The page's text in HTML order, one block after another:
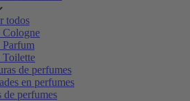
todos
Cologne
Parfum
Toilette
de perfumes
en perfumes
de perfumes